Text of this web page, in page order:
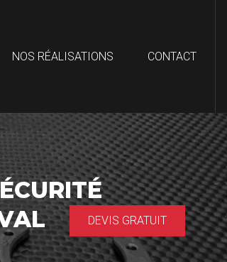
NOS RÉALISATIONS CONTACT
DEVIS GRATUIT